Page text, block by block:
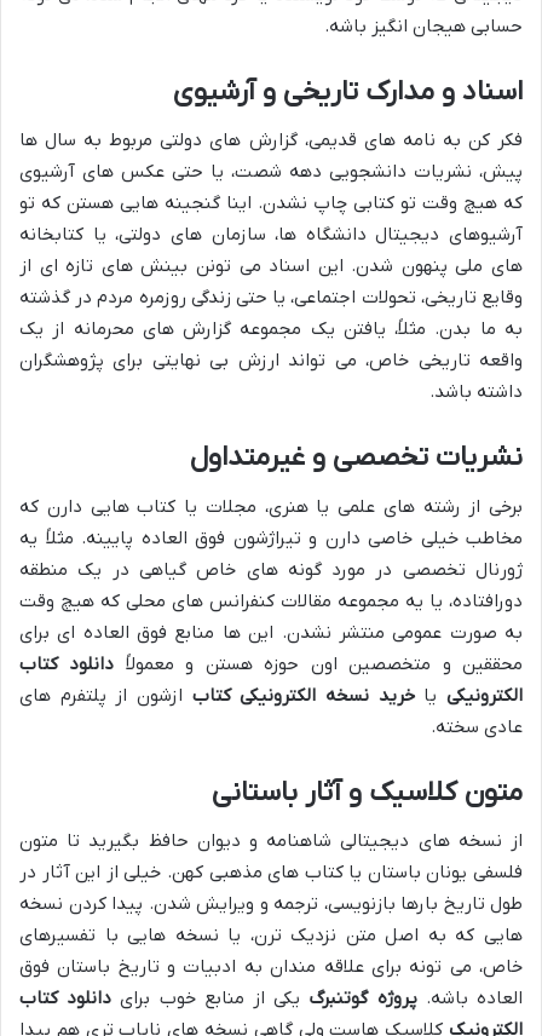
حسابی هیجان انگیز باشه.
اسناد و مدارک تاریخی و آرشیوی
فکر کن به نامه های قدیمی، گزارش های دولتی مربوط به سال ها
پیش، نشریات دانشجویی دهه شصت، یا حتی عکس های آرشیوی
که هیچ وقت تو کتابی چاپ نشدن. اینا گنجینه هایی هستن که تو
آرشیوهای دیجیتال دانشگاه ها، سازمان های دولتی، یا کتابخانه
های ملی پنهون شدن. این اسناد می تونن بینش های تازه ای از
وقایع تاریخی، تحولات اجتماعی، یا حتی زندگی روزمره مردم در گذشته
به ما بدن. مثلاً، یافتن یک مجموعه گزارش های محرمانه از یک
واقعه تاریخی خاص، می تواند ارزش بی نهایتی برای پژوهشگران
داشته باشد.
نشریات تخصصی و غیرمتداول
برخی از رشته های علمی یا هنری، مجلات یا کتاب هایی دارن که
مخاطب خیلی خاصی دارن و تیراژشون فوق العاده پایینه. مثلاً یه
ژورنال تخصصی در مورد گونه های خاص گیاهی در یک منطقه
دورافتاده، یا یه مجموعه مقالات کنفرانس های محلی که هیچ وقت
به صورت عمومی منتشر نشدن. این ها منابع فوق العاده ای برای
محققین و متخصصین اون حوزه هستن و معمولاً دانلود کتاب
الکترونیکییاخرید نسخه الکترونیکی کتاب ازشون از پلتفرم های
عادی سخته.
متون کلاسیک و آثار باستانی
از نسخه های دیجیتالی شاهنامه و دیوان حافظ بگیرید تا متون
فلسفی یونان باستان یا کتاب های مذهبی کهن. خیلی از این آثار در
طول تاریخ بارها بازنویسی، ترجمه و ویرایش شدن. پیدا کردن نسخه
هایی که به اصل متن نزدیک ترن، یا نسخه هایی با تفسیرهای
خاص، می تونه برای علاقه مندان به ادبیات و تاریخ باستان فوق
العاده باشه.پروژه گوتنبرگ یکی از منابع خوب برای دانلود کتاب
الکترونیک کلاسیک هاست ولی گاهی نسخه های نایاب تری هم پیدا